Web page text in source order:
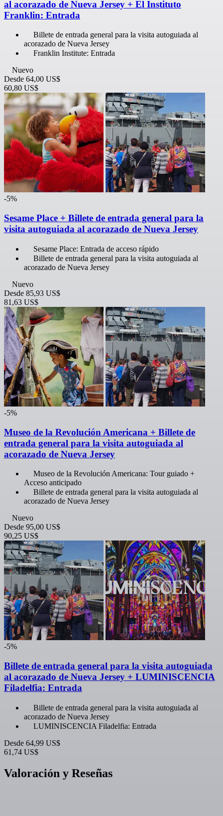
al acorazado de Nueva Jersey + El Instituto
Franklin: Entrada
Billete de entrada general para la visita autoguiada al
acorazado de Nueva Jersey
Franklin Institute: Entrada
Nuevo
Desde 64,00 US$
60,80 US$
-5%
Sesame Place + Billete de entrada general para la
visita autoguiada al acorazado de Nueva Jersey
Sesame Place: Entrada de acceso rápido
Billete de entrada general para la visita autoguiada al
acorazado de Nueva Jersey
Nuevo
Desde 85,93 US$
81,63 US$
-5%
Museo de la Revolución Americana + Billete de
entrada general para la visita autoguiada al
acorazado de Nueva Jersey
Museo de la Revolución Americana: Tour guiado +
Acceso anticipado
Billete de entrada general para la visita autoguiada al
acorazado de Nueva Jersey
Nuevo
Desde 95,00 US$
90,25 US$
-5%
Billete de entrada general para la visita autoguiada
al acorazado de Nueva Jersey + LUMINISCENCIA
Filadelfia: Entrada
Billete de entrada general para la visita autoguiada al
acorazado de Nueva Jersey
LUMINISCENCIA Filadelfia: Entrada
Desde 64,99 US$
61,74 US$
Valoración y Reseñas